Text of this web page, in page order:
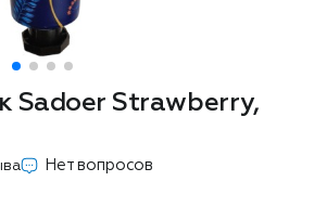
Sadoer Strawberry,
Нет вопросов